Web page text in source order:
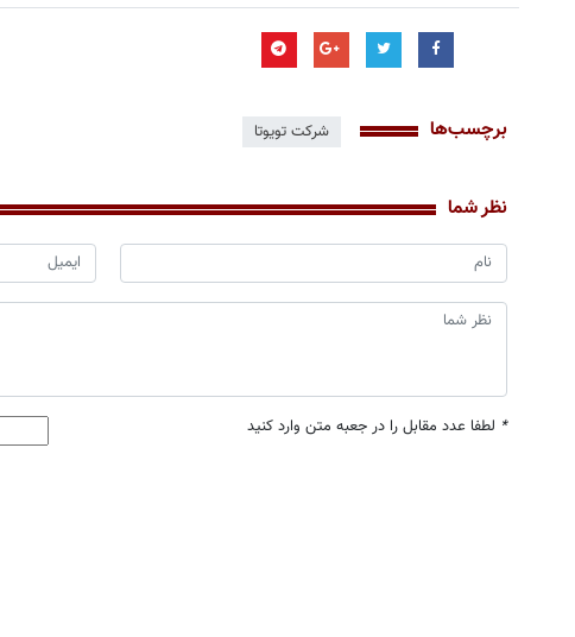
برچسب‌ها شرکت تویوتا
نظر شما
* لطفا عدد مقابل را در جعبه متن وارد کنید